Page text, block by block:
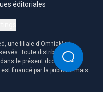
éditoriales
une filiale d'OmniaMed
Toute distribution ou
le présent document est
financé par la publicité mais